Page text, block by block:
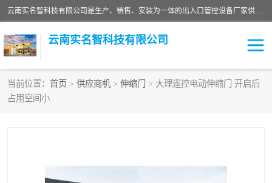
云南实名智科技有限公司是生产、销售、安装为一体的出入口管控设备厂家供应商。主营:电动伸缩门、道闸、广告道闸、重型空降闸、车牌识别、门禁通道、升降柱、岗亭、旗杆等智能设备。主营产品: 电动伸缩门,道闸门禁,车牌识别 生产、销售、安装为一体的出入口管控设备厂家源头供应商。
云南实名智科技有限公司
当前位置： 首页 > 供应商机 > 伸缩门
> 大理遥控电动伸缩门 开启后
占用空间小
车牌识别门系列
升降门系列 通道闸系列